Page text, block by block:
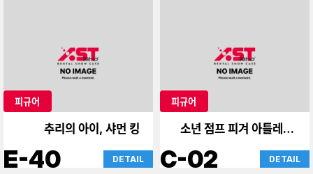
피규어
추리의 아이, 샤먼 킹
E-40 DETAIL
피규어
소년 점프 피겨 아틀레 카
드
C-02 DETAIL